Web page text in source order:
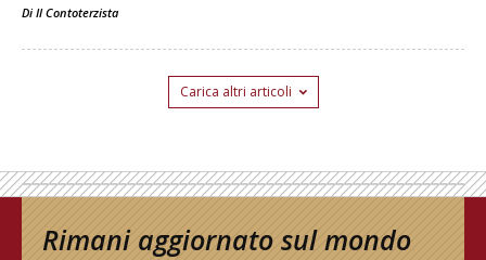
Di Il Contoterzista
Carica altri articoli
Rimani aggiornato sul mondo